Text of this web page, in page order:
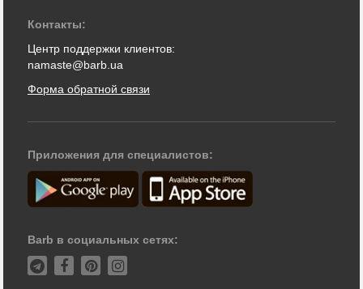
Контакты:
Центр поддержки клиентов:
namaste@barb.ua
Форма обратной связи
Приложения для специалистов:
Barb в социальных сетях: